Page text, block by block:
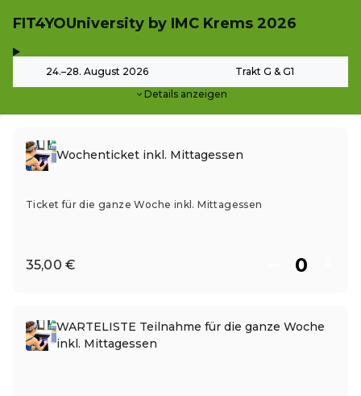
FIT4YOUniversity by IMC Krems 2026
24.–28. August 2026 Trakt G & G1
Details anzeigen
Wochenticket inkl. Mittagessen
Ticket für die ganze Woche inkl. Mittagessen
35,00 €
WARTELISTE Teilnahme für die ganze Woche
inkl. Mittagessen